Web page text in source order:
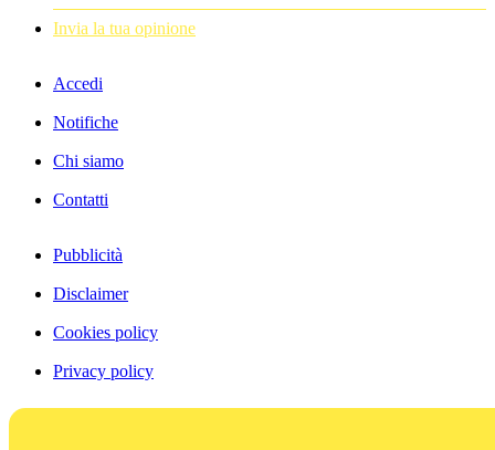
Invia la tua opinione
Accedi
Notifiche
Chi siamo
Contatti
Pubblicità
Disclaimer
Cookies policy
Privacy policy